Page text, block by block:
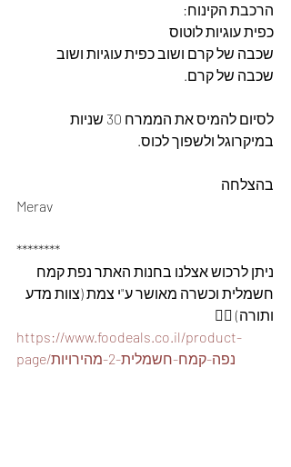
הרכבת הקינוח:
כפית עוגיות לוטוס
שכבה של קרם ושוב כפית עוגיות ושוב
שכבה של קרם.
לסיום להמיס את הממרח 30 שניות
במיקרוגל ולשפוך לכוס.
בהצלחה
Merav
********
ניתן לרכוש אצלנו בחנות האתר נפת קמח
חשמלית וכשרה מאושר ע"י צמת (צוות מדע
ותורה) 👇🏽
https://www.foodeals.co.il/product-
page/נפה-קמח-חשמלית-2-מהירויות